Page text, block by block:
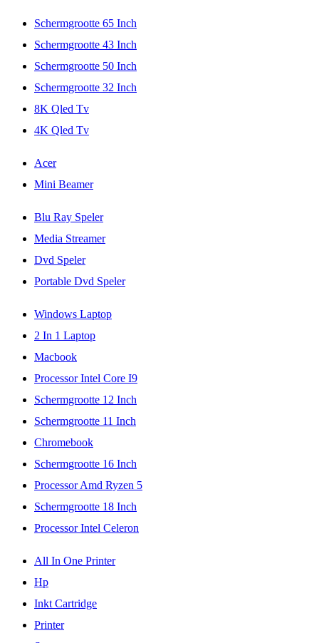
Schermgrootte 65 Inch
Schermgrootte 43 Inch
Schermgrootte 50 Inch
Schermgrootte 32 Inch
8K Qled Tv
4K Qled Tv
Acer
Mini Beamer
Blu Ray Speler
Media Streamer
Dvd Speler
Portable Dvd Speler
Windows Laptop
2 In 1 Laptop
Macbook
Processor Intel Core I9
Schermgrootte 12 Inch
Schermgrootte 11 Inch
Chromebook
Schermgrootte 16 Inch
Processor Amd Ryzen 5
Schermgrootte 18 Inch
Processor Intel Celeron
All In One Printer
Hp
Inkt Cartridge
Printer